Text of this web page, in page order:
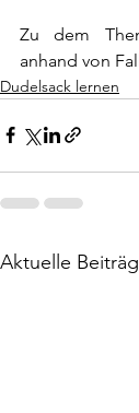
Zu dem
anhand von
Dudelsack lernen
Aktuelle